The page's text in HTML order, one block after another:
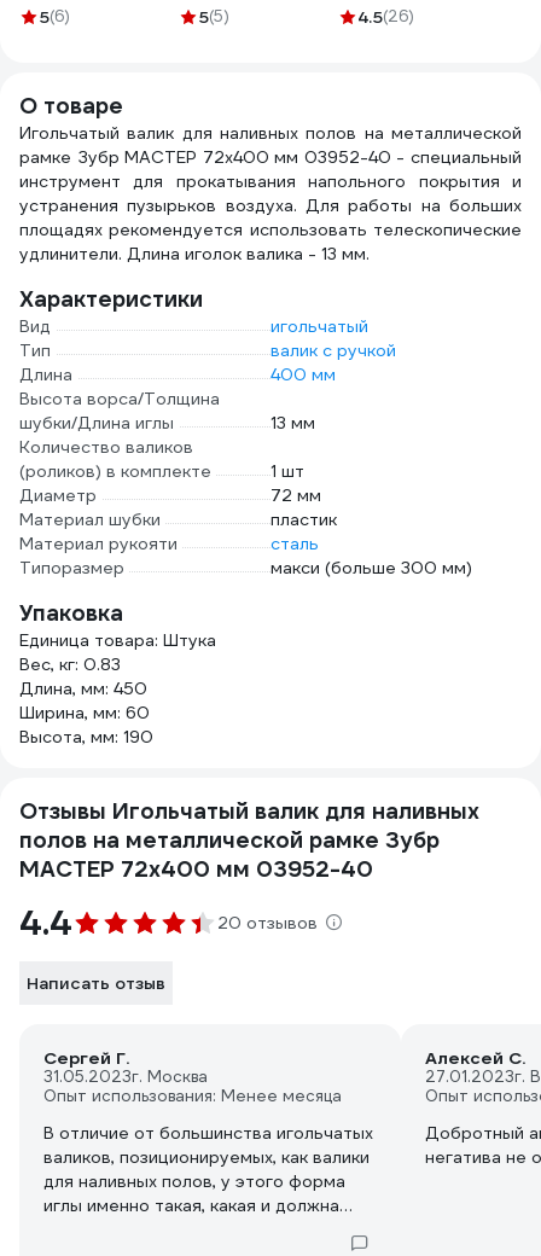
ворс 12 мм
5(6)
5(5)
деревянная ручка,
19b640
4.5(26)
О товаре
Игольчатый валик для наливных полов на металлической
рамке Зубр МАСТЕР 72х400 мм 03952-40 - специальный
инструмент для прокатывания напольного покрытия и
устранения пузырьков воздуха. Для работы на больших
площадях рекомендуется использовать телескопические
удлинители. Длина иголок валика - 13 мм.
Характеристики
Вид
игольчатый
Тип
валик с ручкой
Длина
400 мм
Высота ворса/Толщина
шубки/Длина иглы
13 мм
Количество валиков
(роликов) в комплекте
1 шт
Диаметр
72 мм
Материал шубки
пластик
Материал рукояти
сталь
Типоразмер
макси (больше 300 мм)
Упаковка
Единица товара: Штука
Вес, кг: 0.83
Длина, мм: 450
Ширина, мм: 60
Высота, мм: 190
Отзывы Игольчатый валик для наливных
полов на металлической рамке Зубр
МАСТЕР 72х400 мм 03952-40
4.4 20 отзывов
Написать отзыв
Сергей Г.
31.05.2023г. Москва
Опыт использования: Менее месяца
В отличие от большинства игольчатых
валиков, позиционируемых, как валики
для наливных полов, у этого форма
иглы именно такая, какая и должна
Алексей С.
27.01.2023г.
Опыт
Добротный
негатива не